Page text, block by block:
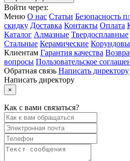
Войти через:
Меню О нас Статьи Безопасность
скидку Доставка Контакты Оплата
Каталог Алмазные Твердосплавные
Стальные Керамические
Клиентам Гарантия качества
вопросы Пользовательское
Обратная связь Написать директору
Написать директору
×
Как с вами связаться?